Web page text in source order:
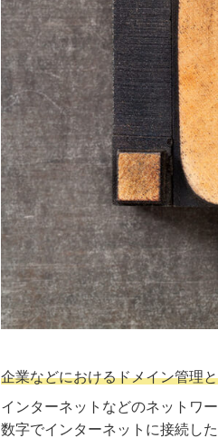
企業などにおけるドメイン管理
インターネットなどのネットワ
数字でインターネットに接続し